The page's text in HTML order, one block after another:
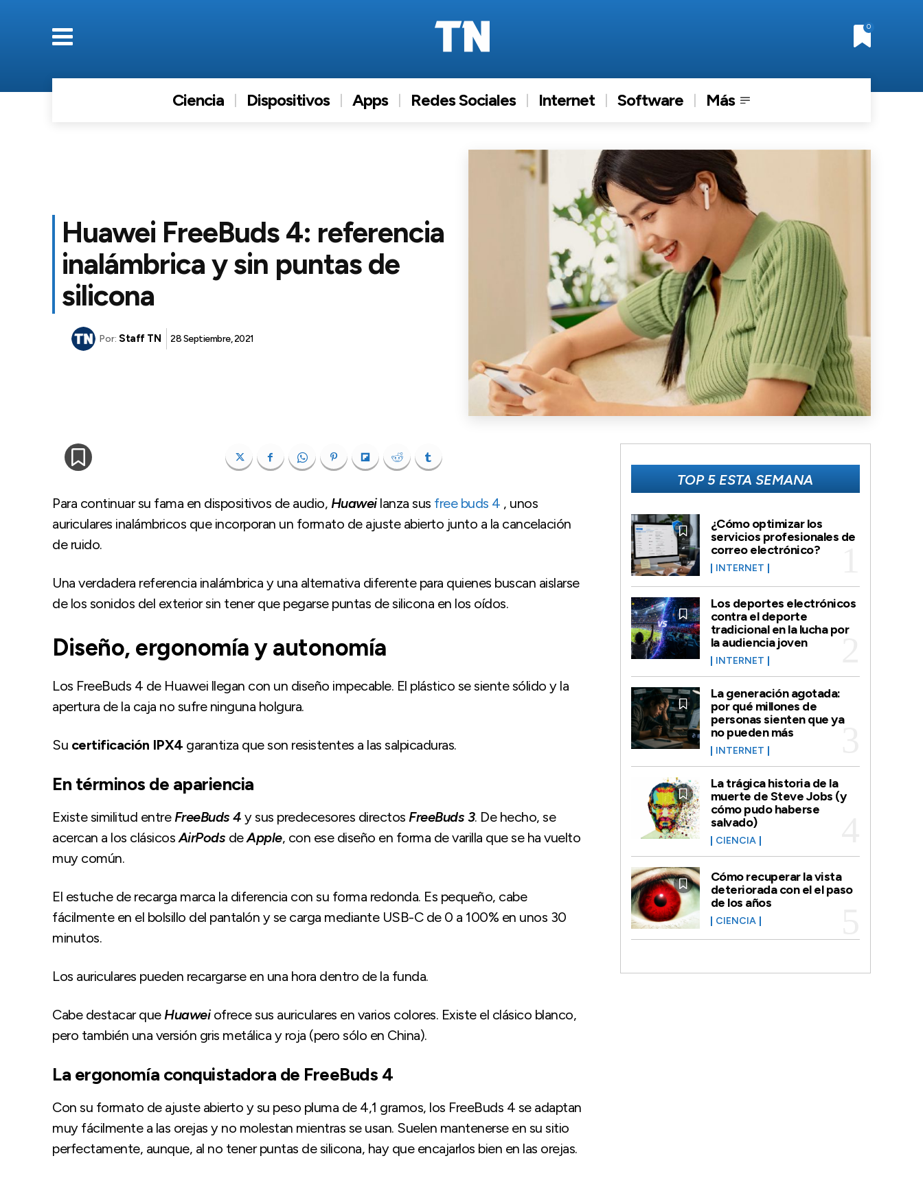
0
Ciencia Dispositivos Apps Redes Sociales Internet Software Más
Huawei FreeBuds 4: referencia
inalámbrica y sin puntas de
silicona
Por: Staff TN 28 Septiembre, 2021
Para continuar su fama en dispositivos de audio, Huaweilanza sus free buds 4 , unos
auriculares inalámbricos que incorporan un formato de ajuste abierto junto a la cancelación
de ruido.
Una verdadera referencia inalámbrica y una alternativa diferente para quienes buscan aislarse
de los sonidos del exterior sin tener que pegarse puntas de silicona en los oídos.
Diseño, ergonomía y autonomía
Los FreeBuds 4 de Huawei llegan con un diseño impecable. El plástico se siente sólido y la
apertura de la caja no sufre ninguna holgura.
Su certificación IPX4 garantiza que son resistentes a las salpicaduras.
En términos de apariencia
Existe similitud entreFreeBuds 4 y sus predecesores directos FreeBuds 3. De hecho, se
acercan a los clásicosAirPods deApple, con ese diseño en forma de varilla que se ha vuelto
muy común.
El estuche de recarga marca la diferencia con su forma redonda. Es pequeño, cabe
fácilmente en el bolsillo del pantalón y se carga mediante USB-C de 0 a 100% en unos 30
minutos.
Los auriculares pueden recargarse en una hora dentro de la funda.
Cabe destacar queHuaweiofrece sus auriculares en varios colores. Existe el clásico blanco,
pero también una versión gris metálica y roja (pero sólo en China).
La ergonomía conquistadora de FreeBuds 4
Con su formato de ajuste abierto y su peso pluma de 4,1 gramos, los FreeBuds 4 se adaptan
muy fácilmente a las orejas y no molestan mientras se usan. Suelen mantenerse en su sitio
perfectamente, aunque, al no tener puntas de silicona, hay que encajarlos bien en las orejas.
TOP 5 ESTA SEMANA
¿Cómo optimizar los
servicios profesionales de
correo electrónico?
INTERNET
Los deportes electrónicos
contra el deporte
tradicional en la lucha por
la audiencia joven
INTERNET
La generación agotada:
por qué millones de
personas sienten que ya
no pueden más
INTERNET
La trágica historia de la
muerte de Steve Jobs (y
cómo pudo haberse
salvado)
CIENCIA
Cómo recuperar la vista
deteriorada con el el paso
de los años
CIENCIA